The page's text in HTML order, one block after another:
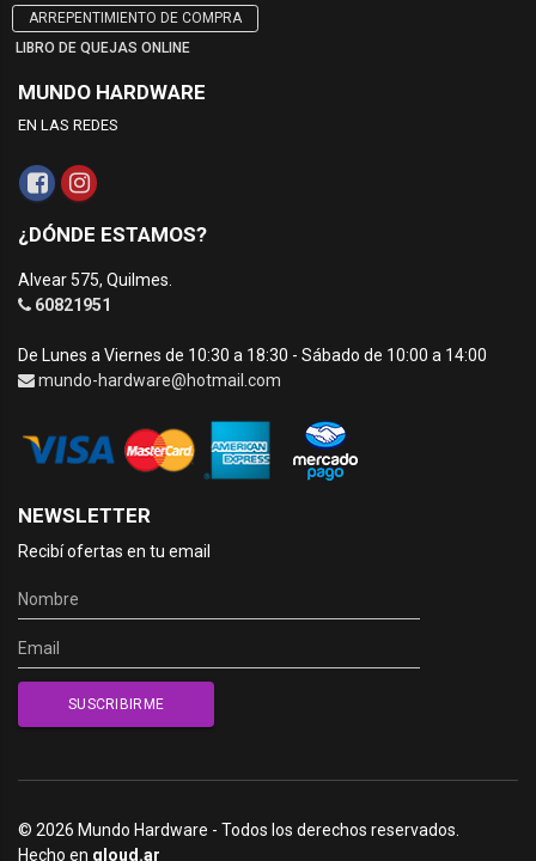
ARREPENTIMIENTO DE COMPRA
LIBRO DE QUEJAS ONLINE
MUNDO HARDWARE
EN LAS REDES
¿DÓNDE ESTAMOS?
Alvear 575, Quilmes.
60821951
De Lunes a Viernes de 10:30 a 18:30 - Sábado de 10:00 a 14:00
mundo-hardware@hotmail.com
NEWSLETTER
Recibí ofertas en tu email
© 2026 Mundo Hardware - Todos los derechos reservados.
Hecho en qloud.ar